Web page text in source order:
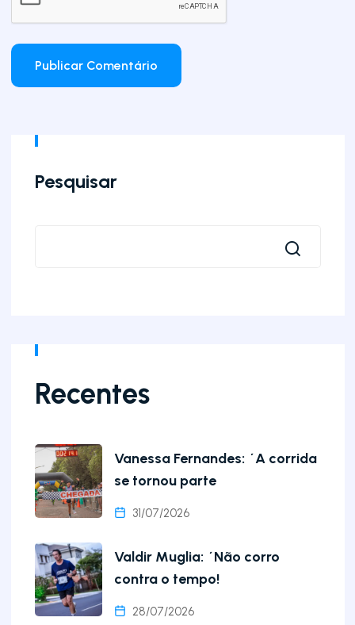
Pesquisar
Recentes
Vanessa Fernandes: ´A corrida
se tornou parte
31/07/2026
Valdir Muglia: ´Não corro
contra o tempo!
28/07/2026